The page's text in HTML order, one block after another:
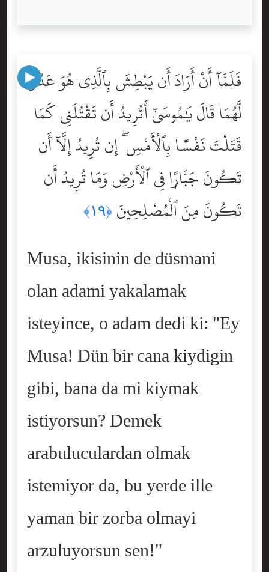
فَلَمَّآ أَنْ أَرَادَ أَن يَبْطِشَ بِٱلَّذِى هُوَ عَدُوٌّۭ
لَّهُمَا قَالَ يَٰمُوسَىٰٓ أَتُرِيدُ أَن تَقْتُلَنِى كَمَا
قَتَلْتَ نَفْسًۢا بِٱلْأَمْسِ ۖ إِن تُرِيدُ إِلَّآ أَن
تَكُونَ جَبَّارًۭا فِى ٱلْأَرْضِ وَمَا تُرِيدُ أَن
تَكُونَ مِنَ ٱلْمُصْلِحِينَ ﴿١٩﴾
Musa, ikisinin de düsmani
olan adami yakalamak
isteyince, o adam dedi ki: "Ey
Musa! Dün bir cana kiydigin
gibi, bana da mi kiymak
istiyorsun? Demek
arabuluculardan olmak
istemiyor da, bu yerde ille
yaman bir zorba olmayi
arzuluyorsun sen!"